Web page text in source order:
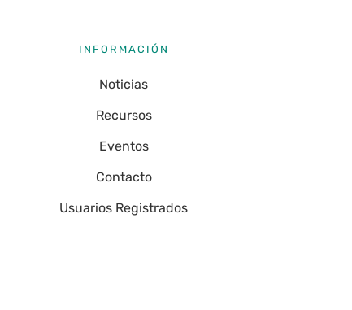
INFORMACIÓN
Noticias
Recursos
Eventos
Contacto
Usuarios Registrados